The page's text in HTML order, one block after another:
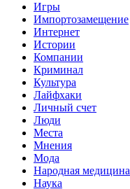
Игры
Импортозамещение
Интернет
Истории
Компании
Криминал
Культура
Лайфхаки
Личный счет
Люди
Места
Мнения
Мода
Народная медицина
Наука